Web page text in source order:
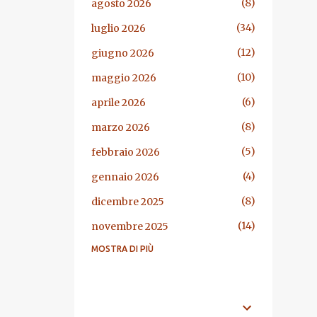
agosto 2026
8
luglio 2026
34
giugno 2026
12
maggio 2026
10
aprile 2026
6
marzo 2026
8
febbraio 2026
5
gennaio 2026
4
dicembre 2025
8
novembre 2025
14
ottobre 2025
MOSTRA DI PIÙ